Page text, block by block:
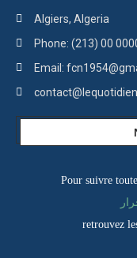
Algiers, Algeria
Phone: (213) 00
Email:
Pour suivre
retrouvez